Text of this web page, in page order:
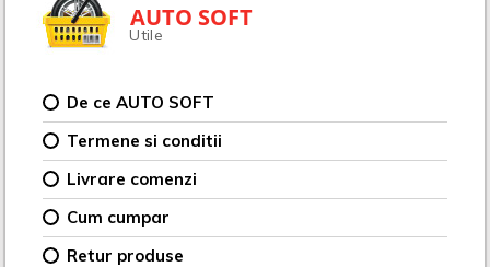
AUTO SOFT
Utile
De ce AUTO SOFT
Termene si conditii
Livrare comenzi
Cum cumpar
Retur produse